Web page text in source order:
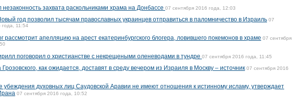
захвата раскольниками храма на Донбассе 07 сентября 2016 года, 12:03
год позволил тысячам православных украинцев отправиться в паломничество в Израиль 07
года, 11:54
рассмотрит апелляцию на арест екатеринбургского блогера, ловившего покемонов в храме 07 сентября
поговорил о христианстве с некрещеными оленеводами в тундре 07 сентября 2016 года, 11:45
как ожидается, доставят в среду вечером из Израиля в Москву – источник 07 сентября 2016
убеждения духовных лиц Саудовской Аравии не имеют отношения к истинному исламу, утверждает
07 сентября 2016 года, 10:52